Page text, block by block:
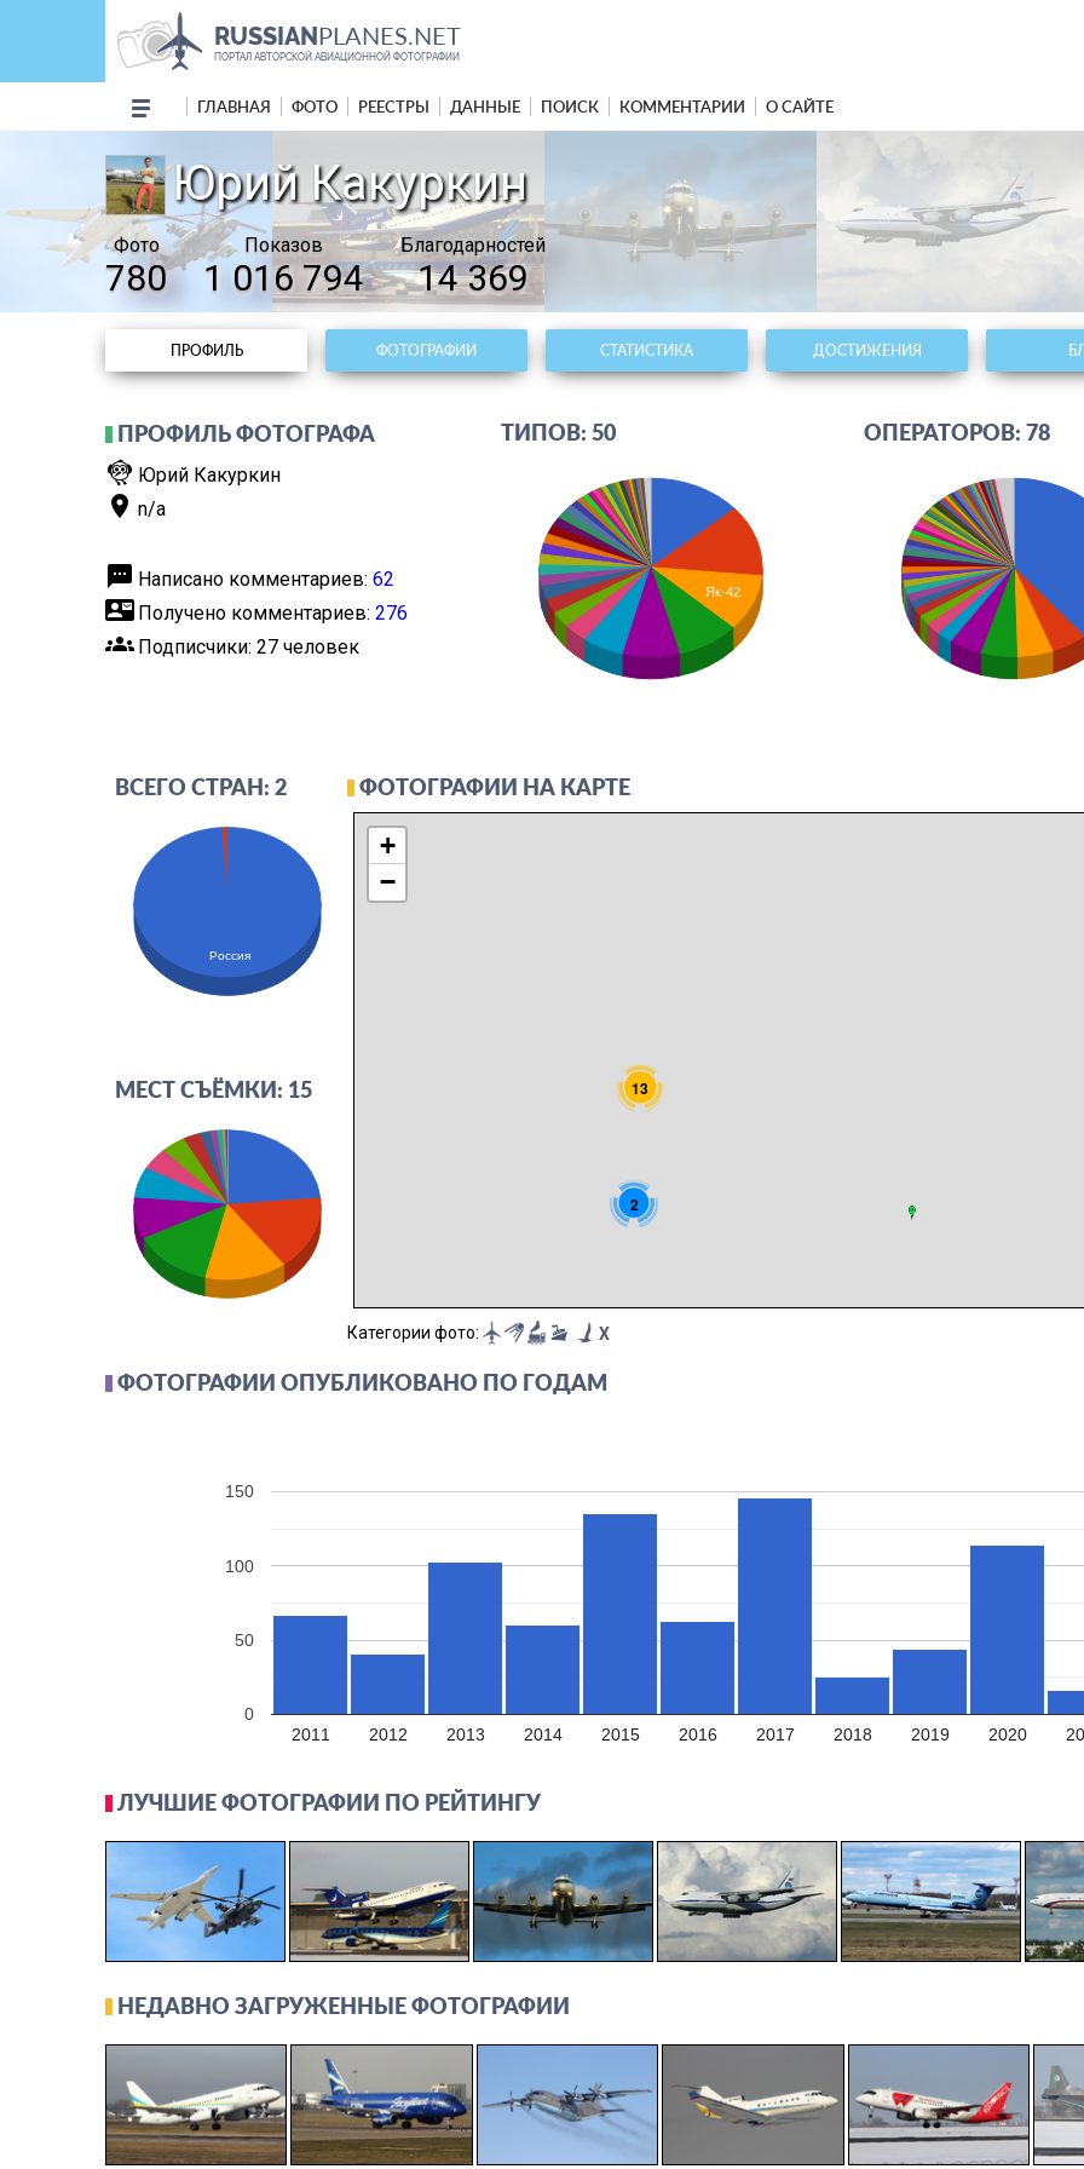
RUSSIANPLANES.NET
ПОРТАЛ АВТОРСКОЙ АВИАЦИОННОЙ ФОТОГРАФИИ
ГЛАВНАЯ ФОТО РЕЕСТРЫ ДАННЫЕ ПОИСК КОММЕНТАРИИ О САЙТЕ
Юрий Какуркин
Фото
780
Показов
1 016 794
Благодарностей
14 369
ПРОФИЛЬ ФОТОГРАФИИ СТАТИСТИКА ДОСТИЖЕНИЯ
ПРОФИЛЬ ФОТОГРАФА
flutter_dash Юрий Какуркин
place n/a
textsms Написано комментариев: 62
contact_mail Получено комментариев: 276
groups Подписчики: 27 человек
ТИПОВ: 50
Як-42
ОПЕРАТОРОВ: 78
ВСЕГО СТРАН: 2
Россия
МЕСТ СЪЁМКИ: 15
ФОТОГРАФИИ НА КАРТЕ
2
13
+
−
Категории фото:
X
ФОТОГРАФИИ ОПУБЛИКОВАНО ПО ГОДАМ
2011 2012 2013 2014 2015 2016 2017 2018 2019 2020
0
50
100
150
ЛУЧШИЕ ФОТОГРАФИИ ПО РЕЙТИНГУ
НЕДАВНО ЗАГРУЖЕННЫЕ ФОТОГРАФИИ